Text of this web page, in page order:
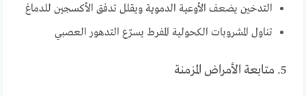
التدخين يضعف الأوعية الدموية ويقلل تدفق الأكسجين للدماغ
تناول المشروبات الكحولية المفرط يسرّع التدهور العصبي